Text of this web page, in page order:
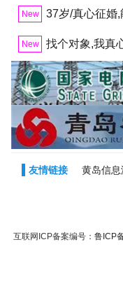
New 37岁/真心征婚
New 找个对象,我真
友情链接 黄岛信息
互联网ICP备案编号： 鲁ICP